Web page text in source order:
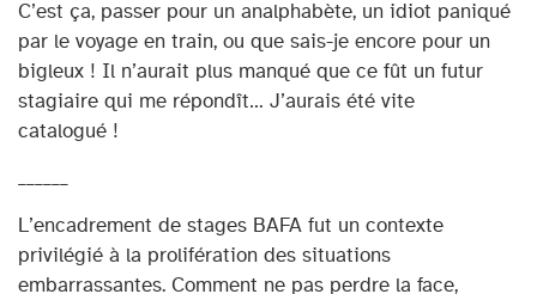
C’est ça, passer pour un analphabète, un idiot paniqué
par le voyage en train, ou que sais-je encore pour un
bigleux ! Il n’aurait plus manqué que ce fût un futur
stagiaire qui me répondît… J’aurais été vite
catalogué !
L’encadrement de stages BAFA fut un contexte
privilégié à la prolifération des situations
embarrassantes. Comment ne pas perdre la face,